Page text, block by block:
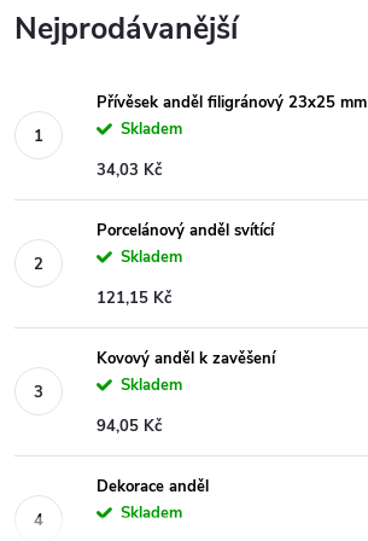
Nejprodávanější
Přívěsek anděl filigránový 23x25 mm
Skladem
34,03 Kč
Porcelánový anděl svítící
Skladem
121,15 Kč
Kovový anděl k zavěšení
Skladem
94,05 Kč
Dekorace anděl
Skladem